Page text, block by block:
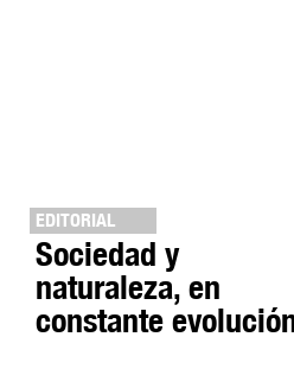
EDITORIAL
Sociedad y
naturaleza, en
constante